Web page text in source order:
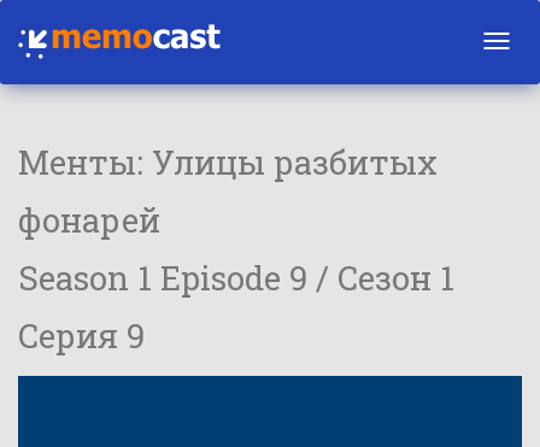
Менты: Улицы разбитых
фонарей
Season 1 Episode 9 / Сезон 1
Серия 9